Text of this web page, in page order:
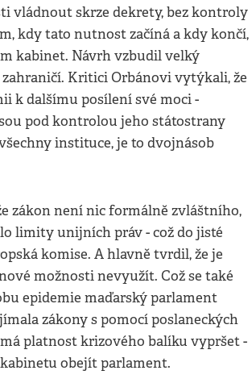
vládnout skrze dekrety, bez kontroly
kdy tato nutnost začíná a kdy končí,
kabinet. Návrh vzbudil velký
Kritici Orbánovi vytýkali, že
k dalšímu posílení své moci -
pod kontrolou jeho státostrany
instituce, je to dvojnásob
zákon není nic formálně zvláštního,
limity unijních práv - což do jisté
komise. A hlavně tvrdil, že je
možnosti nevyužít. Což se také
epidemie maďarský parlament
zákony s pomocí poslaneckých
platnost krizového balíku vypršet -
obejít parlament.